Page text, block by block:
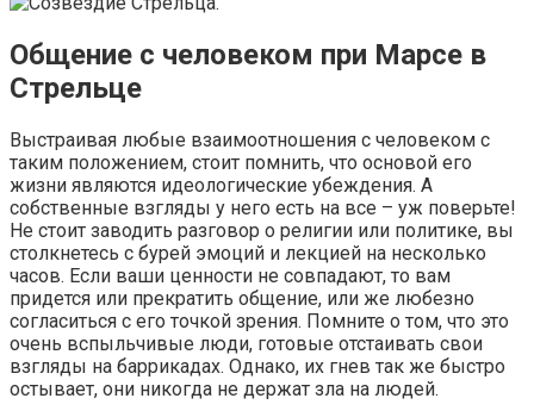
Общение с человеком при Марсе в
Стрельце
Выстраивая любые взаимоотношения с человеком с
таким положением, стоит помнить, что основой его
жизни являются идеологические убеждения. А
собственные взгляды у него есть на все – уж поверьте!
Не стоит заводить разговор о религии или политике, вы
столкнетесь с бурей эмоций и лекцией на несколько
часов. Если ваши ценности не совпадают, то вам
придется или прекратить общение, или же любезно
согласиться с его точкой зрения. Помните о том, что это
очень вспыльчивые люди, готовые отстаивать свои
взгляды на баррикадах. Однако, их гнев так же быстро
остывает, они никогда не держат зла на людей.